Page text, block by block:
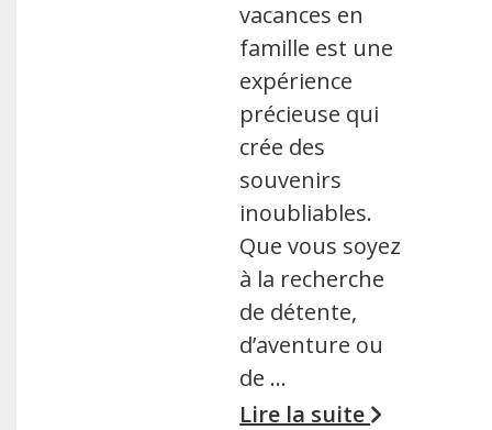
vacances en
famille est une
expérience
précieuse qui
crée des
souvenirs
inoubliables.
Que vous soyez
à la recherche
de détente,
d’aventure ou
de …
Lire la suite